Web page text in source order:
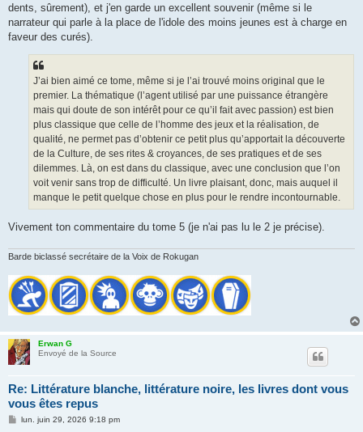
dents, sûrement), et j'en garde un excellent souvenir (même si le
narrateur qui parle à la place de l'idole des moins jeunes est à charge en
faveur des curés).
J’ai bien aimé ce tome, même si je l’ai trouvé moins original que le
premier. La thématique (l’agent utilisé par une puissance étrangère
mais qui doute de son intérêt pour ce qu’il fait avec passion) est bien
plus classique que celle de l’homme des jeux et la réalisation, de
qualité, ne permet pas d’obtenir ce petit plus qu’apportait la découverte
de la Culture, de ses rites & croyances, de ses pratiques et de ses
dilemmes. Là, on est dans du classique, avec une conclusion que l’on
voit venir sans trop de difficulté. Un livre plaisant, donc, mais auquel il
manque le petit quelque chose en plus pour le rendre incontournable.
Vivement ton commentaire du tome 5 (je n'ai pas lu le 2 je précise).
Barde biclassé secrétaire de la Voix de Rokugan
Erwan G
Envoyé de la Source
Re: Littérature blanche, littérature noire, les livres dont vous
vous êtes repus
Mlun. juin 29, 2026 9:18 pm